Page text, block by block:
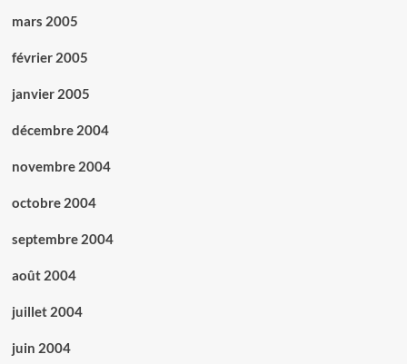
mars 2005
février 2005
janvier 2005
décembre 2004
novembre 2004
octobre 2004
septembre 2004
août 2004
juillet 2004
juin 2004